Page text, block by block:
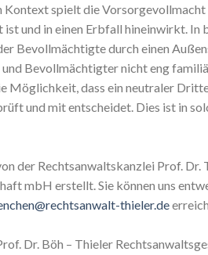
spielt die Vorsorgevollmacht
und in einen Erbfall hineinwirkt.
Bevollmächtigte durch einen
Bevollmächtigter nicht eng
Möglichkeit, dass ein neutraler
und mit entscheidet. Dies ist in
der Rechtsanwaltskanzlei Prof. Dr.
mbH erstellt. Sie können uns
thieler.de
Dr. Böh – Thieler